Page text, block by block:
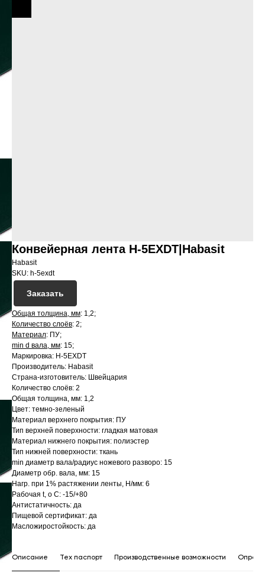
Конвейерная лента H-5EXDT|Habasit
Habasit
SKU: h-5exdt
Заказать
Общая толщина, мм: 1,2;
Количество слоёв: 2;
Материал: ПУ;
min d вала, мм: 15;
Маркировка: H-5EXDT
Производитель: Habasit
Страна-изготовитель: Швейцария
Количество слоёв: 2
Общая толщина, мм: 1,2
Цвет: темно-зеленый
Материал верхнего покрытия: ПУ
Тип верхней поверхности: гладкая матовая
Материал нижнего покрытия: полиэстер
Тип нижней поверхности: ткань
min диаметр вала/радиус ножевого разворо: 15
Диаметр обр. вала, мм: 15
Нагр. при 1% растяжении ленты, Н/мм: 6
Рабочая t, о С: -15/+80
Антистатичность: да
Пищевой сертификат: да
Масложиростойкость: да
Описание Тех паспорт Производственные возможности